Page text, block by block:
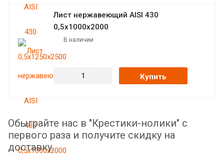
Лист нержавеющий AISI 430
0,5х1000х2000
В наличии
Купить
Обыграйте нас в "Крестики-нолики" с
первого раза и получите скидку на
доставку.